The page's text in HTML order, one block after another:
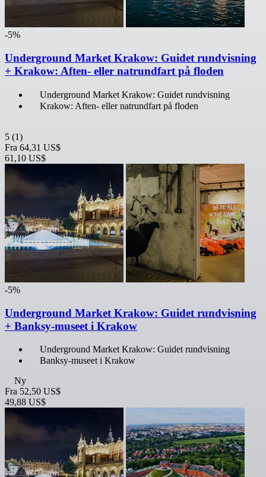
-5%
Underground Market Krakow: Guidet rundvisning
+ Krakow: Aften- eller natrundfart på floden
Underground Market Krakow: Guidet rundvisning
Krakow: Aften- eller natrundfart på floden
5 (1)
Fra 64,31 US$
61,10 US$
-5%
Underground Market Krakow: Guidet rundvisning
+ Banksy-museet i Krakow
Underground Market Krakow: Guidet rundvisning
Banksy-museet i Krakow
Ny
Fra 52,50 US$
49,88 US$